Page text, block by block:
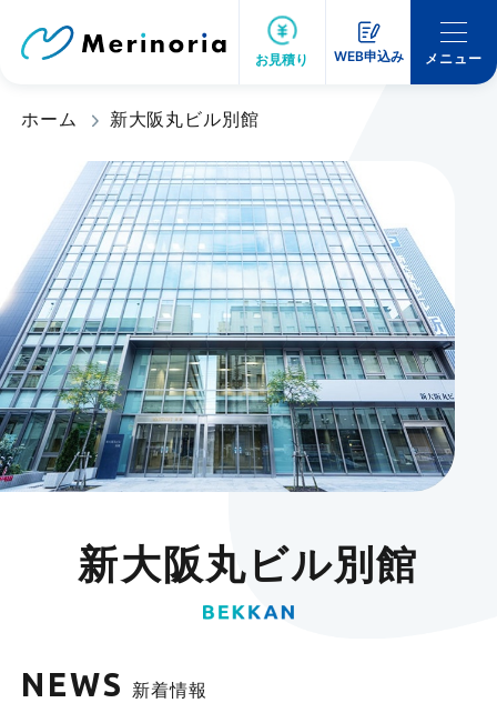
お見積り WEB申込み メニュー
ホーム 新大阪丸ビル別館
新大阪丸ビル別館
NEWS 新着情報